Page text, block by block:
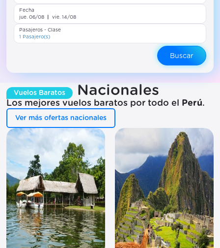
Fecha
jue. 06/08
vie. 14/08
Pasajeros - Clase
1 Pasajero(s)
Buscar
Vuelos Baratos Nacionales
Los mejores vuelos baratos por todo el Perú.
Ver más ofertas nacionales